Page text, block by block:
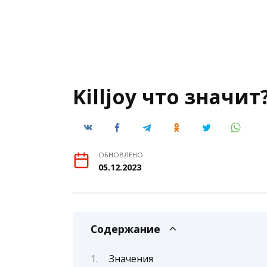
Killjoy что
ОБНОВЛЕНО
05.12.2023
Содержание
Значения